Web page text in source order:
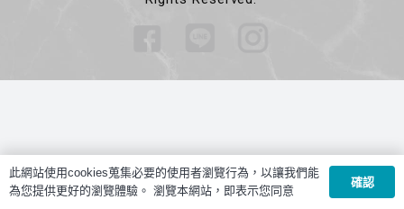
此網站使用cookies蒐集必要的使用者瀏覽行為，以讓我們能
為您提供更好的瀏覽體驗。 瀏覽本網站，即表示您同意
確認